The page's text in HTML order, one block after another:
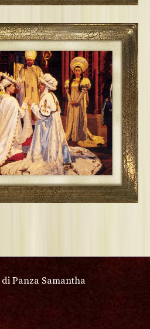
di Panza Samantha